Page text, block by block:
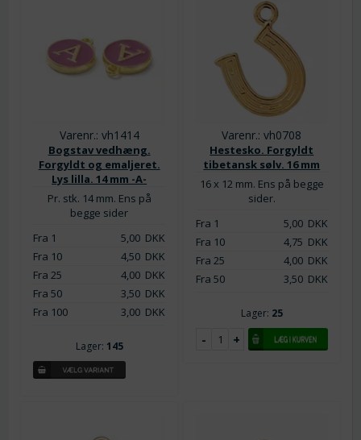
Varenr.: vh1414
Bogstav vedhæng.
Forgyldt og emaljeret.
Lys lilla. 14 mm -A-
Pr. stk. 14 mm. Ens på
begge sider
Fra 1
5,00DKK
Fra 10
4,50DKK
Fra 25
4,00DKK
Fra 50
3,50DKK
Fra 100
3,00DKK
Lager: 145
Varenr.: vh0708
Hestesko. Forgyldt
tibetansk sølv. 16 mm
16 x 12 mm. Ens på begge
sider.
Fra 1
5,00DKK
Fra 10
4,75 DKK
Fra 25
4,00DKK
Fra 50
3,50DKK
Lager: 25